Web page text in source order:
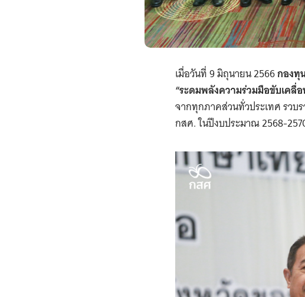
เมื่อวันที่ 9 มิถุนายน 2566กองทุ
“ระดมพลังความร่วมมือขับเคลื่
จากทุกภาคส่วนทั่วประเทศ รวบ
กสศ. ในปีงบประมาณ 2568-